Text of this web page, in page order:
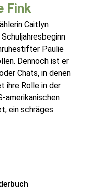
Fink
Caitlyn
Paulie
Dennoch ist er
Chats, in denen
ihre Rolle in der
amerikanischen
ein schräges